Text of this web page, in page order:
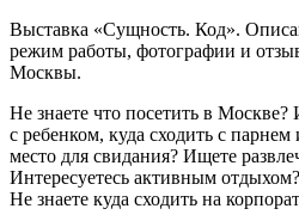
Выставка «Сущность. Код».
режим работы, фотографии и
Москвы.
Не знаете что посетить в Москве?
с ребенком, куда сходить с
место для свидания? Ищете
Интересуетесь активным
Не знаете куда сходить на